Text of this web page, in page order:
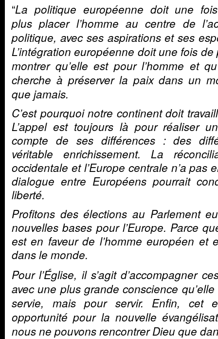
“La politique européenne doit une
plus placer l’homme au centre de
politique, avec ses aspirations et ses
L’intégration européenne doit une fois de
montrer qu’elle est pour l’homme et
cherche à préserver la paix dans un
que jamais.
C’est pourquoi notre continent doit
L’appel est toujours là pour réaliser
compte de ses différences : des
véritable enrichissement. La
occidentale et l’Europe centrale n’a pas
dialogue entre Européens pourrait
liberté.
Profitons des élections au Parlement
nouvelles bases pour l’Europe. Parce
est en faveur de l’homme européen et
dans le monde.
Pour l’Église, il s’agit d’accompagner
avec une plus grande conscience
servie, mais pour servir. Enfin, cet
opportunité pour la nouvelle
nous ne pouvons rencontrer Dieu que